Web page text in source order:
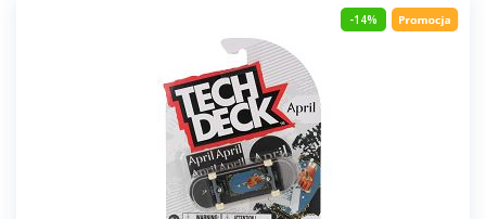
-14%